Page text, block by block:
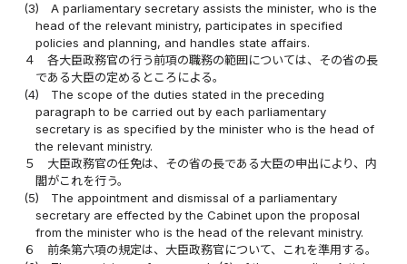
(3)
A parliamentary secretary assists the minister, who is the
head of the relevant ministry, participates in specified
policies and planning, and handles state affairs.
４
各大臣政務官の行う前項の職務の範囲については、その省の長
である大臣の定めるところによる。
(4)
The scope of the duties stated in the preceding
paragraph to be carried out by each parliamentary
secretary is as specified by the minister who is the head of
the relevant ministry.
５
大臣政務官の任免は、その省の長である大臣の申出により、内
閣がこれを行う。
(5)
The appointment and dismissal of a parliamentary
secretary are effected by the Cabinet upon the proposal
from the minister who is the head of the relevant ministry.
６
前条第六項の規定は、大臣政務官について、これを準用する。